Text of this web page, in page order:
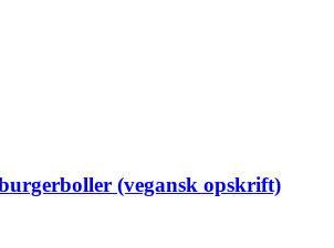
(vegansk opskrift)